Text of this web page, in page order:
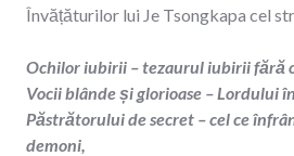
Învățăturilor lui Je Tsongkapa cel
Ochilor iubirii – tezaurul iubirii fără
Vocii blânde și glorioase – Lordului
Păstrătorului de secret – cel ce
demoni,